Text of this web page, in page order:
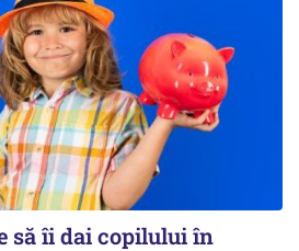
să îi dai copilului în